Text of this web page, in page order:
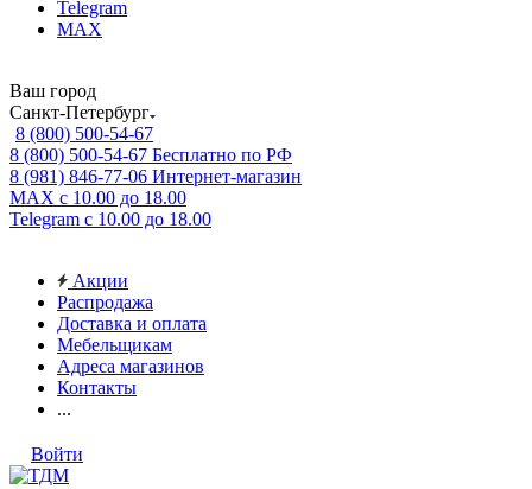
Telegram
MAX
Ваш город
Санкт-Петербург
8 (800) 500-54-67
8 (800) 500-54-67 Бесплатно по РФ
8 (981) 846-77-06 Интернет-магазин
MAX с 10.00 до 18.00
Telegram с 10.00 до 18.00
Акции
Распродажа
Доставка и оплата
Мебельщикам
Адреса магазинов
Контакты
...
Войти